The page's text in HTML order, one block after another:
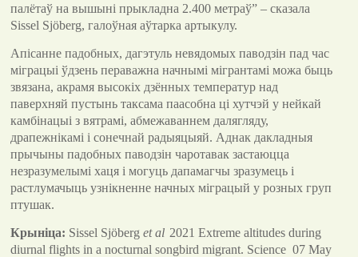
палётаў на вышыні прыкладна 2.400 метраў” – сказала
Sissel Sjöberg, галоўная аўтарка артыкулу.
Апісанне падобных, дагэтуль невядомых паводзін пад час
міграцыі ўдзень пераважна начнымі мігрантамі можа быць
звязана, акрамя высокіх дзённых температур над
паверхняй пустынь таксама паасобна ці хутчэй у нейкай
камбінацыі з вятрамі, абмежаваннем далягляду,
драпежнікамі і сонечнай радыяцыяй. Аднак дакладныя
прычыны падобных паводзін чаротавак застаюцца
незразумелымі хаця і могуць дапамагчы зразумець і
растлумачыць узнікненне начных міграцый у розных груп
птушак.
Крыніца: Sissel Sjöberg et al 2021 Extreme altitudes during
diurnal flights in a nocturnal songbird migrant. Science 07 May